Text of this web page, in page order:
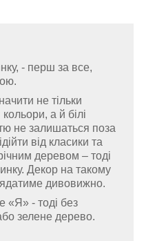
- перш за все,
не тільки
кольори, а й білі
не залишаться поза
від класики та
деревом – тоді
Декор на такому
дивовижно.
«Я» - тоді без
зелене дерево.